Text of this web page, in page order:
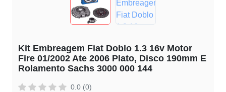
Kit Embreagem Fiat Doblo 1.3 16v Motor
Fire 01/2002 Ate 2006 Plato, Disco 190mm E
Rolamento Sachs 3000 000 144
0.0 (0)